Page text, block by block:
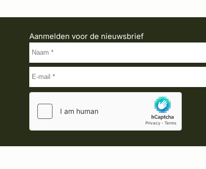
Aanmelden voor de nieuwsbrief